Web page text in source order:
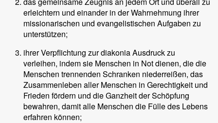
erleichtern und einander in der Wahrnehmung ihrer
missionarischen und evangelistischen Aufgaben zu
unterstützen;
ihrer Verpflichtung zur diakonia Ausdruck zu
verleihen, indem sie Menschen in Not dienen, die die
Menschen trennenden Schranken niederreißen, das
Zusammenleben aller Menschen in Gerechtigkeit und
Frieden fördern und die Ganzheit der Schöpfung
bewahren, damit alle Menschen die Fülle des Lebens
erfahren können;